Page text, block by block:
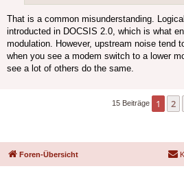
That is a common misunderstanding.
introducted in DOCSIS 2.0, which is what
modulation. However, upstream noise tend
when you see a modem switch to a lower
see a lot of others do the same.
15 Beiträge 1 2
Foren-Übersicht